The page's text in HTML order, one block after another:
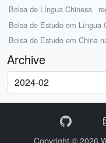
Bolsa de Língua Chinesa
Bolsa de Estudo em Língua
Bolsa de Estudo em China
Archive
Copyright © 2026